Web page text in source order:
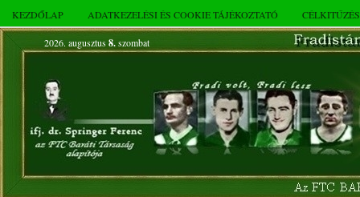
KEZDŐLAP ADATKEZELÉSI ÉS COOKIE TÁJÉKOZTATÓ
2026. augusztus 8.szombat